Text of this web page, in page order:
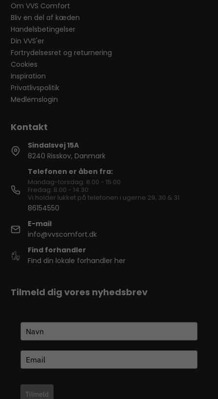
Om VVS Comfort
Bliv en del af kæden
Handelsbetingelser
Din VVS'er
Fortrydelsesret og returnering
Cookies
Inspiration
Privatlivspolitik
Medlemslogin
Sindalsvej 15A
8240 Risskov, Danmark
Telefonen er åben fra:
Mandag-torsdag: 8.00 - 15.00
Fredag: 8.00 - 14.30
Vi holder lukket på telefonen i ugerne 29, 30 & 31
86154550
E-mail
info@vvscomfort.dk
Find forhandler
Find din lokale forhandler her
Tilmeld dig vores nyhedsbrev
Tilmeld